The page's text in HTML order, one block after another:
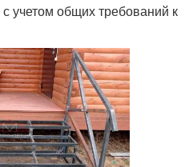
учетом общих требований к